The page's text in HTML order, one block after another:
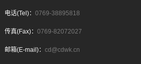
电话(Tel)： 0769-38895818
传真(Fax)： 0769-82072027
邮箱(E-mail)： cd@cdwk.cn